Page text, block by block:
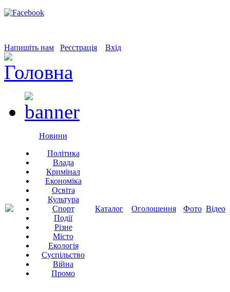
Напишіть нам Реєстрація Вхід
Новини
Політика
Влада
Кримінал
Економіка
Освіта
Культура
Спорт
Події
Різне
Місто
Екологія
Суспільство
Війна
Промо
Каталог Оголошення Фото Відео